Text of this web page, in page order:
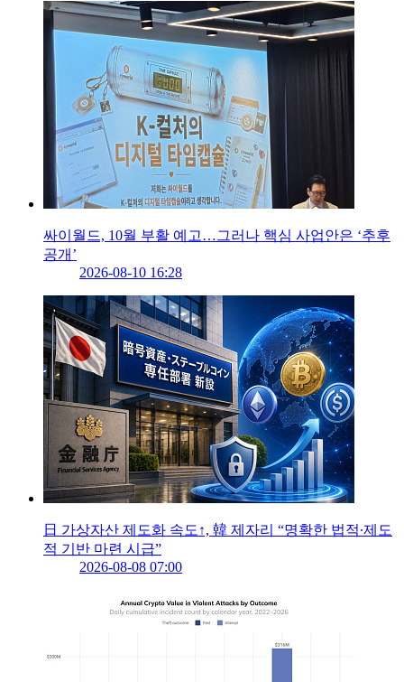
싸이월드, 10월 부활 예고…그러나 핵심 사업안은 ‘추후
공개’
2026-08-10 16:28
日 가상자산 제도화 속도↑, 韓 제자리 “명확한 법적∙제도
적 기반 마련 시급”
2026-08-08 07:00